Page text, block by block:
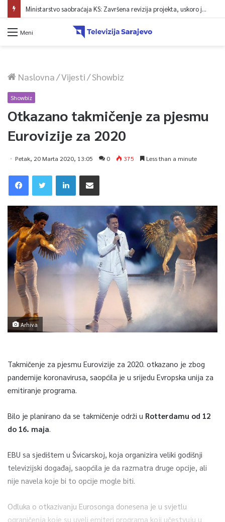
Ministarstvo saobraćaja KS: Završena revizija projekta, uskoro javna nabavka za obnovu mosta u ulici Ive Andrića
Meni
Naslovna/Vijesti/Showbiz
Showbiz
Otkazano takmičenje za pjesmu
Eurovizije za 2020
Petak, 20 Marta 2020, 13:05 0 375 Less than a minute
Arhiva
Takmičenje za pjesmu Eurovizije za 2020. otkazano je zbog
pandemije koronavirusa, saopćila je u srijedu Evropska unija za
emitiranje programa.
Bilo je planirano da se takmičenje održi u Rotterdamu od 12
do 16. maja
EBU sa sjedištem u Švicarskoj, koja organizira veliki godišnji
televizijski događaj, saopćila je da razmatra druge opcije, ali
nije navela koje bi to opcije mogle biti.
Odluka o otkazivanju Eurosonga donesena je u svjetlu
ograničenja koje su uveli emiteri programa koji učestvuju u